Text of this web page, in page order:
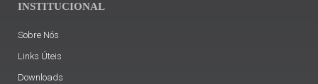
INSTITUCIONAL
Sobre Nós
Links Úteis
Downloads